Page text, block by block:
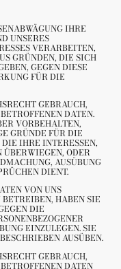
IHRE
UNSERES
VERARBEITEN,
GRÜNDEN, DIE SICH
GEGEN DIESE
FÜR DIE
GEBRAUCH,
DATEN.
VORBEHALTEN,
GRÜNDE FÜR DIE
IHRE INTERESSEN,
ODER
AUSÜBUNG
DIENT.
VON UNS
HABEN SIE
DIE
EINZULEGEN. SIE
AUSÜBEN.
GEBRAUCH,
DATEN